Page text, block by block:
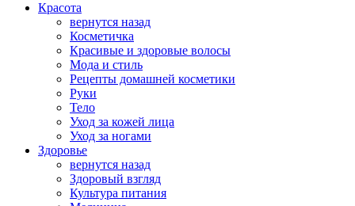
Красота
вернутся назад
Косметичка
Красивые и здоровые волосы
Мода и стиль
Рецепты домашней косметики
Руки
Тело
Уход за кожей лица
Уход за ногами
Здоровье
вернутся назад
Здоровый взгляд
Культура питания